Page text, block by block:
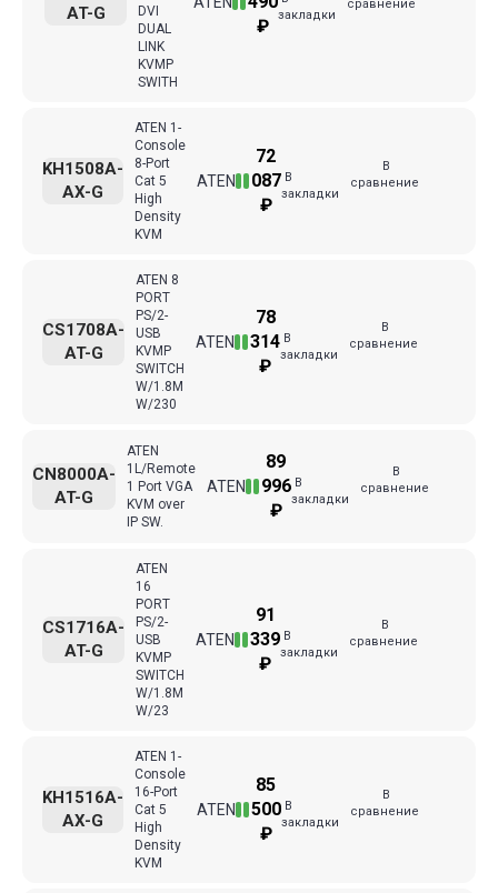
DVI
DUAL
LINK
KVMP
SWITH
AT-G
₽
закладки
сравнение
ATEN 1-
Console
8-Port
Cat 5
High
Density
KVM
ATEN
KH1508A-
AX-G
72
087
₽
В
закладки
В
сравнение
ATEN 8
PORT
PS/2-
USB
KVMP
SWITCH
W/1.8M
W/230
ATEN
CS1708A-
AT-G
78
314
₽
В
закладки
В
сравнение
ATEN
1L/Remote
1 Port VGA
KVM over
IP SW.
ATEN
CN8000A-
AT-G
89
996
₽
В
закладки
В
сравнение
ATEN
16
PORT
PS/2-
USB
KVMP
SWITCH
W/1.8M
W/23
ATEN
CS1716A-
AT-G
91
339
₽
В
закладки
В
сравнение
ATEN 1-
Console
16-Port
Cat 5
High
Density
KVM
ATEN
KH1516A-
AX-G
85
500
₽
В
закладки
В
сравнение